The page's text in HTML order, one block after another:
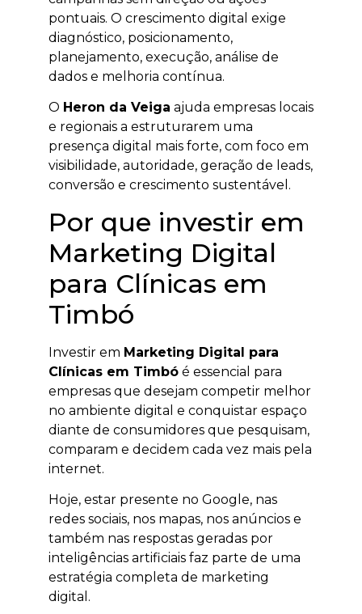
pontuais. O crescimento digital exige
diagnóstico, posicionamento,
planejamento, execução, análise de
dados e melhoria contínua.
O Heron da Veiga ajuda empresas locais
e regionais a estruturarem uma
presença digital mais forte, com foco em
visibilidade, autoridade, geração de leads,
conversão e crescimento sustentável.
Por que investir em
Marketing Digital
para Clínicas em
Timbó
Investir em Marketing Digital para
Clínicas em Timbó é essencial para
empresas que desejam competir melhor
no ambiente digital e conquistar espaço
diante de consumidores que pesquisam,
comparam e decidem cada vez mais pela
internet.
Hoje, estar presente no Google, nas
redes sociais, nos mapas, nos anúncios e
também nas respostas geradas por
inteligências artificiais faz parte de uma
estratégia completa de marketing
digital.